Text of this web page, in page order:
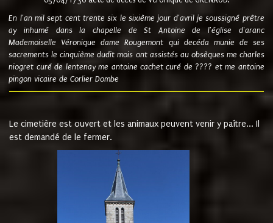
En l'an mil sept cent trente six le sixième jour d'avril je soussigné prêtre
ay inhumé dans la chapelle de St Antoine de l'église d'aranc
Mademoiselle Véronique dame Rougemont qui decéda munie de ses
sacrements le cinquième dudit mois ont assistés au obsèques me charles
niogret curé de lentenay me antoine cachet curé de ???? et me antoine
pingon vicaire de Corlier Dombe
Le cimetière est ouvert et les animaux peuvent venir y paître... Il
est demandé de le fermer.